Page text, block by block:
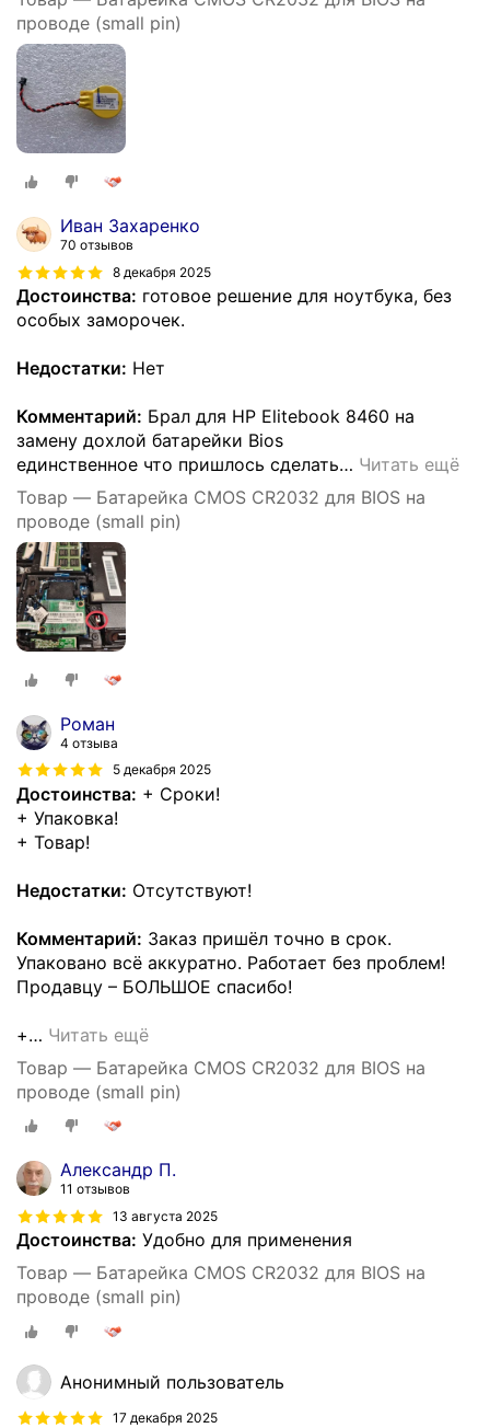
проводе (small pin)
Иван Захаренко
70 отзывов
8 декабря 2025
Достоинства: готовое решение для ноутбука, без
особых заморочек.
Недостатки: Нет
Комментарий: Брал для HP Elitebook 8460 на
замену дохлой батарейки Bios
единственное что пришлось сделать… Читать ещё
Товар — Батарейка CMOS CR2032 для BIOS на
проводе (small pin)
Роман
4 отзыва
5 декабря 2025
Достоинства: + Сроки!
+ Упаковка!
+ Товар!
Недостатки: Отсутствуют!
Комментарий: Заказ пришёл точно в срок.
Упаковано всё аккуратно. Работает без проблем!
Продавцу – БОЛЬШОЕ спасибо!
+… Читать ещё
Товар — Батарейка CMOS CR2032 для BIOS на
проводе (small pin)
Александр П.
11 отзывов
13 августа 2025
Достоинства: Удобно для применения
Товар — Батарейка CMOS CR2032 для BIOS на
проводе (small pin)
Анонимный пользователь
17 декабря 2025